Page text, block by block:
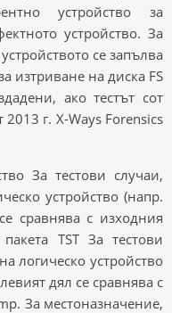
устройство за
устройство. За
се запълва
изтриване на диска FS
ако тестът cот
г. X-Ways Forensics
За тестови случаи,
устройство (напр.
сравнява с изходния
TST За тестови
логическо устройство
дял се сравнява с
За местоназначение,